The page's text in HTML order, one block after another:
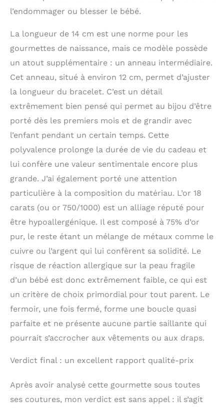
l’endommager ou blesser le bébé.
La longueur de 14 cm est une norme pour les
gourmettes de naissance, mais ce modèle possède
un atout supplémentaire : un anneau intermédiaire.
Cet anneau, situé à environ 12 cm, permet d’ajuster
la longueur du bracelet. C’est un détail
extrêmement bien pensé qui permet au bijou d’être
porté dès les premiers mois et de grandir avec
l’enfant pendant un certain temps. Cette
polyvalence prolonge la durée de vie du cadeau et
lui confère une valeur sentimentale encore plus
grande. J’ai également porté une attention
particulière à la composition du matériau. L’or 18
carats (ou or 750/1000) est un alliage réputé pour
être hypoallergénique. Il est composé à 75% d’or
pur, le reste étant un mélange de métaux comme le
cuivre ou l’argent qui lui confèrent sa solidité. Le
risque de réaction allergique sur la peau fragile
d’un bébé est donc extrêmement faible, ce qui est
un critère de choix primordial pour tout parent. Le
fermoir, une fois fermé, forme une boucle quasi
parfaite et ne présente aucune partie saillante qui
pourrait s’accrocher aux vêtements ou aux draps.
Verdict final : un excellent rapport qualité-prix
Après avoir analysé cette gourmette sous toutes
ses coutures, mon verdict est sans appel : il s’agit